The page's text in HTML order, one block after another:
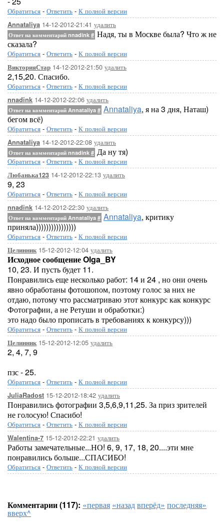
Обратиться - Ответить - К полной версии
Annataliya 14-12-2012-21:41 удалить
Ответ на комментарий nnadink # Надя, ты в Москве была? Что ж не
сказала?
Обратиться - Ответить - К полной версии
ВикторияСтар 14-12-2012-21:50 удалить
2,15,20. Спасибо.
Обратиться - Ответить - К полной версии
nnadink 14-12-2012-22:06 удалить
Ответ на комментарий Annataliya # Annataliya, я на 3 дня, Наташ)
бегом всё)
Обратиться - Ответить - К полной версии
Annataliya 14-12-2012-22:08 удалить
Ответ на комментарий nnadink # Да ну тя)
Обратиться - Ответить - К полной версии
Любанька123 14-12-2012-22:13 удалить
9, 23
Обратиться - Ответить - К полной версии
nnadink 14-12-2012-22:30 удалить
Ответ на комментарий Annataliya # Annataliya, критику
приняла))))))))))))))))
Обратиться - Ответить - К полной версии
Целинник15-12-2012-12:04 удалить
Исходное сообщение Olga_BY
10, 23. И пусть будет 11.
Понравились еще несколько работ: 14 и 24 , но они очень
явно обработаны фотошопом, поэтому голос за них не
отдаю, потому что рассматриваю этот конкурс как конкурс
Фотографии, а не Ретуши и обработки:)
это надо было прописать в требованиях к конкурсу)))
Обратиться - Ответить - К полной версии
Целинник15-12-2012-12:05 удалить
2, 4, 7, 9
пзс - 25.
Обратиться - Ответить - К полной версии
JuliaRadost 15-12-2012-18:42 удалить
Понравились фотографии 3,5,6,9,11,25. За приз зрителей
не голосую! Спасибо!
Обратиться - Ответить - К полной версии
Walentina-7 15-12-2012-22:21 удалить
Работы замечательные...НО! 6, 9, 17, 18, 20....эти мне
понравились больше...СПАСИБО!
Обратиться - Ответить - К полной версии
Комментарии (117): «первая «назадвперёд» последняя»
вверх^